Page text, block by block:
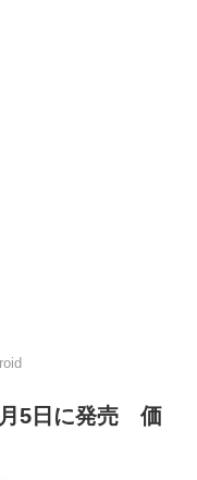
5日に発売 価